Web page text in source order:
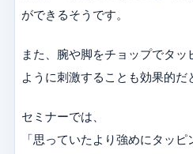
ができるそうです。
また、腕や脚をチョップでタ
ように刺激することも効果的だ
セミナーでは、
「思っていたより強めにタッピ